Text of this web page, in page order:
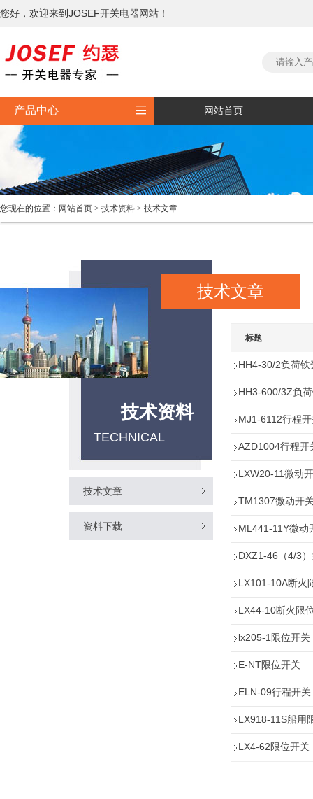
您好，欢迎来到JOSEF开关电器网站！
产品中心  网站首页
您现在的位置： 网站首页 > 技术资料 > 技术文章
技术资料
TECHNICAL
技术文章
资料下载
技术文章
标题
HH4-30/2负荷铁
HH3-600/3Z负
MJ1-6112行程
AZD1004行程开
LXW20-11微动
TM1307微动开
ML441-11Y微动
DXZ1-46（4/3
LX101-10A断火
LX44-10断火限
lx205-1限位开关
E-NT限位开关
ELN-09行程开关
LX918-11S船用
LX4-62限位开关